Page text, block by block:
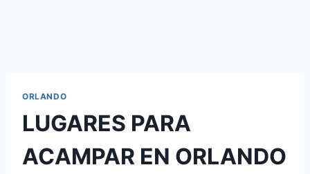
ORLANDO
LUGARES PARA
ACAMPAR EN ORLANDO